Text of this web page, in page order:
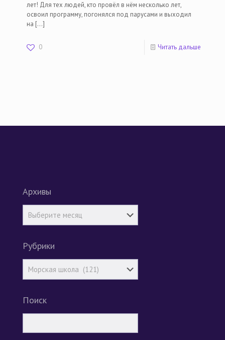
лет! Для тех людей, кто провёл в нём несколько лет,
освоил программу, погонялся под парусами и выходил
на […]
0 Читать дальше
Архивы
Рубрики
Поиск